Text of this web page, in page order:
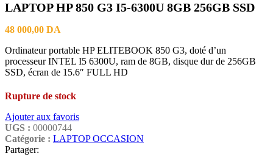
LAPTOP HP 850 G3 I5-6300U 8GB 256GB SSD
48 000,00 DA
Ordinateur portable HP ELITEBOOK 850 G3, doté d’un
processeur INTEL I5 6300U, ram de 8GB, disque dur de 256GB
SSD, écran de 15.6″ FULL HD
Rupture de stock
Ajouter aux favoris
UGS : 00000744
Catégorie : LAPTOP OCCASION
Partager: